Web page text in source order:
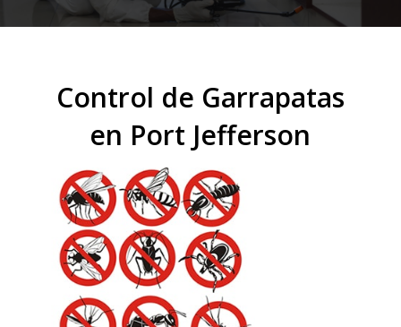
Control de Garrapatas
en Port Jefferson